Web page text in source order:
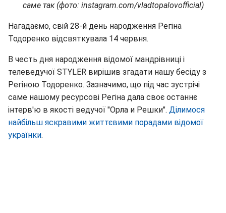
саме так (фото: instagram.com/vladtopalovofficial)
Нагадаємо, свій 28-й день народження Регіна
Тодоренко відсвяткувала 14 червня.
В честь дня народження відомої мандрівниці і
телеведучої STYLER вирішив згадати нашу бесіду з
Регіною Тодоренко. Зазначимо, що під час зустрічі
саме нашому ресурсові Регіна дала своє останнє
інтерв'ю в якості ведучої "Орла и Решки". Ділимося
найбільш яскравими життєвими порадами відомої
українки.